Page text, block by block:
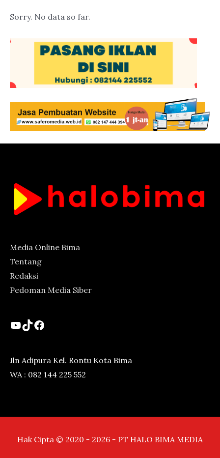
Sorry. No data so far.
Media Online Bima
Tentang
Redaksi
Pedoman Media Siber
YouTube
TikTok
Facebook
Jln Adipura Kel. Rontu Kota Bima
WA : 082 144 225 552
Hak Cipta © 2020 - 2026 - PT HALO BIMA MEDIA